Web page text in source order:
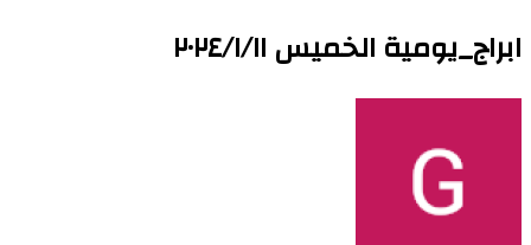
ابراج_يومية الخميس ٢٠٢٤/١/١١